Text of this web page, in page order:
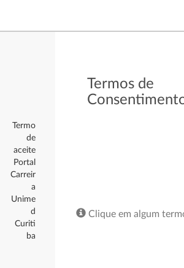
Termo
de
aceite
Portal
Carreir
a
Unime
d
Curiti
ba
Termos de
Clique em algum